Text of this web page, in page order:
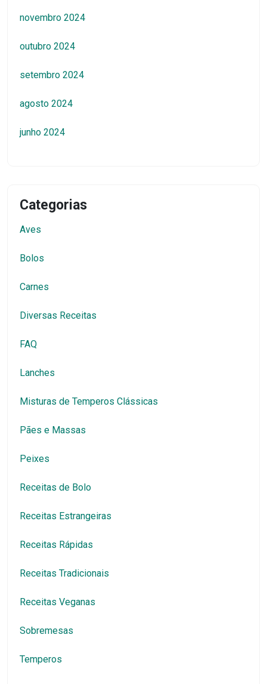
novembro 2024
outubro 2024
setembro 2024
agosto 2024
junho 2024
Categorias
Aves
Bolos
Carnes
Diversas Receitas
FAQ
Lanches
Misturas de Temperos Clássicas
Pães e Massas
Peixes
Receitas de Bolo
Receitas Estrangeiras
Receitas Rápidas
Receitas Tradicionais
Receitas Veganas
Sobremesas
Temperos